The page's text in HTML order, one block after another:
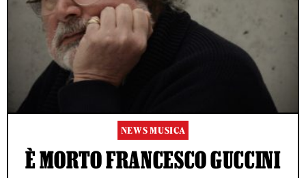
NEWS MUSICA
È MORTO FRANCESCO GUCCINI